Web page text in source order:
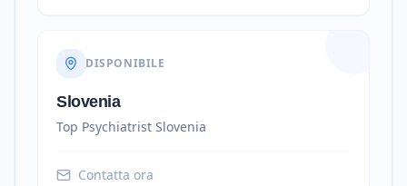
DISPONIBILE
Slovenia
Top Psychiatrist Slovenia
Contatta ora